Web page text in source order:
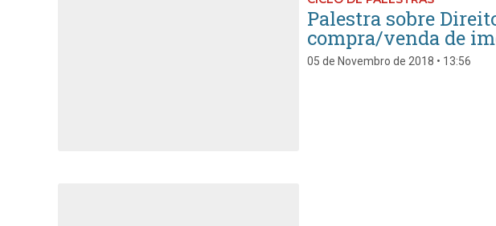
Palestra sobre
compra/venda de
05 de Novembro de 2018 • 13:56